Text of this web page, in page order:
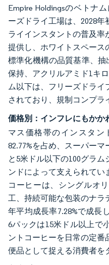
Empire Holdingsのベトナ
ーズドライ工場は、2028
ライインスタントの普及率
提供し、ホワイトスペース
標準化機構の品質基準、抽
保持、アクリルアミド1キ
ム以下は、フリーズドライ
されており、規制コンプラ
価格別：インフレにもかか
マス価格帯のインスタン
82.77%を占め、スーパー
と5米ドル以下の100グラ
ンドによって支えられてい
コーヒーは、シングルオ
工、持続可能な包装のナラ
年平均成長率7.28%で成長
6パックは15米ドル以上で
ントコーヒーを日常の定
便品として捉える消費者を